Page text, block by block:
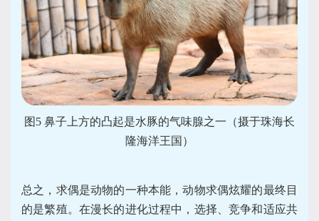
图5 鼻子上方的凸起是水豚的气味腺之一（摄于珠海长
隆海洋王国）
总之，求偶是动物的一种本能，动物求偶炫耀的最终目
的是繁殖。在漫长的进化过程中，选择、竞争和适应共